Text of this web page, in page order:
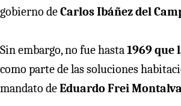
gobierno deCarlos Ibáñez del
Sin embargo, no fue hasta1969 que
como parte de las soluciones
mandato deEduardo Frei